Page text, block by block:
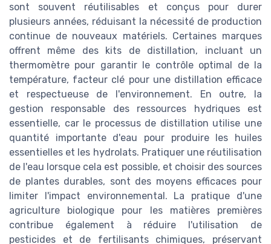
sont souvent réutilisables et conçus pour durer
plusieurs années, réduisant la nécessité de production
continue de nouveaux matériels. Certaines marques
offrent même des kits de distillation, incluant un
thermomètre pour garantir le contrôle optimal de la
température, facteur clé pour une distillation efficace
et respectueuse de l'environnement. En outre, la
gestion responsable des ressources hydriques est
essentielle, car le processus de distillation utilise une
quantité importante d'eau pour produire les huiles
essentielles et les hydrolats. Pratiquer une réutilisation
de l'eau lorsque cela est possible, et choisir des sources
de plantes durables, sont des moyens efficaces pour
limiter l'impact environnemental. La pratique d'une
agriculture biologique pour les matières premières
contribue également à réduire l'utilisation de
pesticides et de fertilisants chimiques, préservant